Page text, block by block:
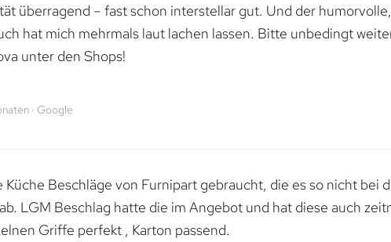
überragend – fast schon interstellar gut. Und der humorvolle,
hat mich mehrmals laut lachen lassen. Bitte unbedingt
unter den Shops!
· Google
Küche Beschläge von Furnipart gebraucht, die es so nicht bei
LGM Beschlag hatte die im Angebot und hat diese auch
Griffe perfekt , Karton passend.